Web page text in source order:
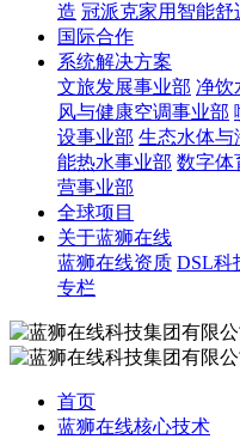
造 冠派克家用智能舒
国际合作
系统解决方案
文旅发展事业部 净饮
风与健康空调事业部
设事业部 生态水体与
能热水事业部 数字体
营事业部
全球项目
关于蓝狮在线
蓝狮在线资质 DSL科
专栏
首页
蓝狮在线核心技术